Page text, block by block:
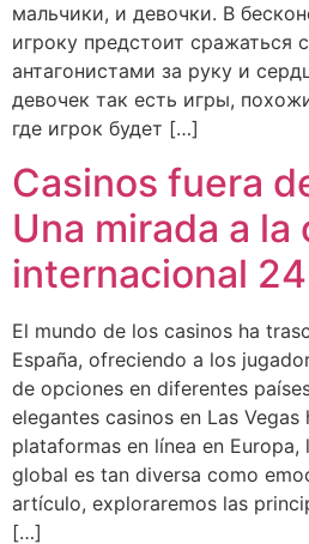
мальчики, и девочки. В
игроку предстоит сражаться
антагонистами за руку и
девочек так есть игры,
где игрок будет […]
Casinos fuera
Una mirada a la
internacional
El mundo de los casinos ha
España, ofreciendo a los
de opciones en diferentes
elegantes casinos en Las Vegas
plataformas en línea en
global es tan diversa como
artículo, exploraremos las
[…]